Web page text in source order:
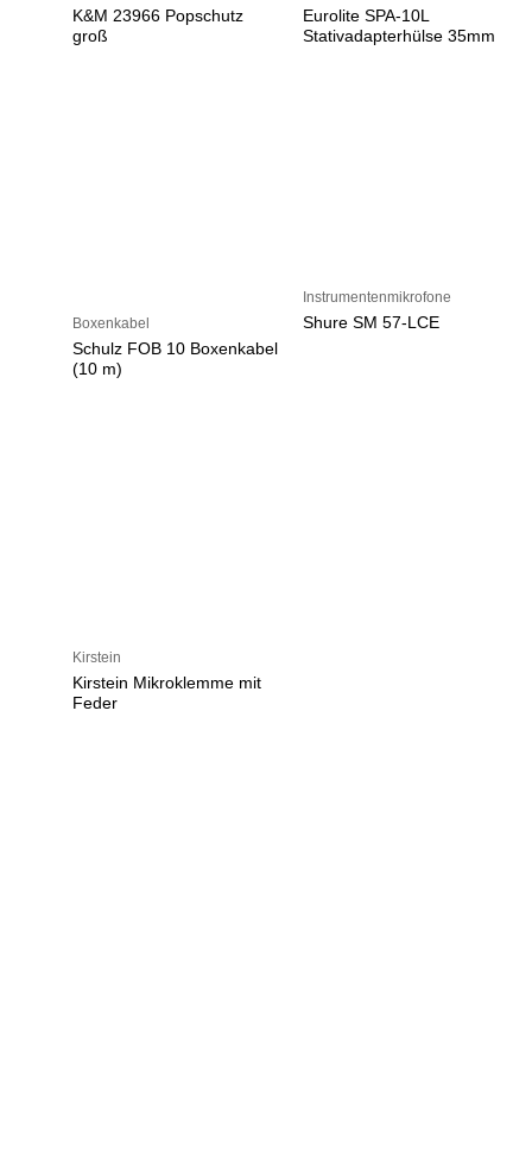
K&M 23966 Popschutz
groß
Eurolite SPA-10L
Stativadapterhülse 35mm
Boxenkabel
Schulz FOB 10 Boxenkabel
(10 m)
Instrumentenmikrofone
Shure SM 57-LCE
Kirstein
Kirstein Mikroklemme mit
Feder